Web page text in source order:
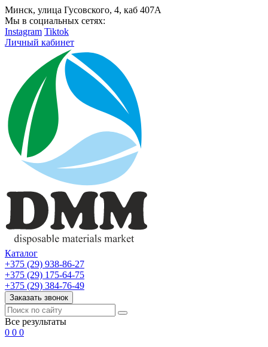
Минск, улица Гусовского, 4, каб 407А
Мы в социальных сетях:
Instagram Tiktok
Личный кабинет
Каталог
+375 (29) 938-86-27
+375 (29) 175-64-75
+375 (29) 384-76-49
Заказать звонок
Все результаты
0 0 0